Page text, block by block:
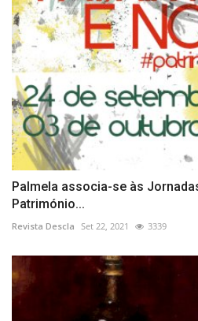
Palmela associa-se às
Património...
Revista Descla Set 22, 2021 3339